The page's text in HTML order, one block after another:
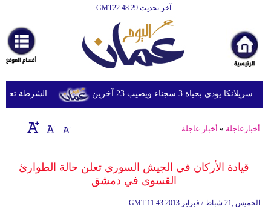
آخر تحديث GMT22:48:29
أخبارعاجلة
رياضة
ثقافة
إقتصاد
وموسيقى
الشرطة تعتقل بحياة 3 سجناء ويصيب 23 آخرين
أخبارعاجلة » أخبار عاجلة
قيادة الأركان في الجيش السوري تعلن حالة الطوارئ
القسوى في دمشق
GMT 11:43 2013 الخميس ,21 شباط / فبراير